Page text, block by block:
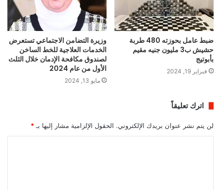
ضبط عامل بحوزته 480 طربة
حشيش ب3 مليون جنيه مقيم
بأبوتيج
فبراير 19, 2024
وزيرة التضامن الاجتماعي تستعرض
الخدمات العلاجية للخط الساخن
لصندوق مكافحة الإدمان خلال الثلث
الأول من عام 2024
مايو 13, 2024
اترك تعليقاً
لن يتم نشر عنوان بريدك الإلكتروني. الحقول الإلزامية مشار إليها بـ *